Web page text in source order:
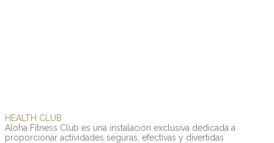
HEALTH CLUB
Aloha Fitness Club es una instalación exclusiva dedicada a
proporcionar actividades seguras, efectivas y divertidas